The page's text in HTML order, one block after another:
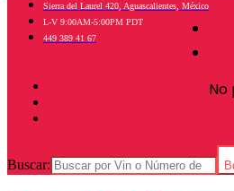
No
Sierra del Laurel 420, Aguascalientes, México
L-V 9:00AM-5:00PM PDT
449 389 41 67
Buscar: